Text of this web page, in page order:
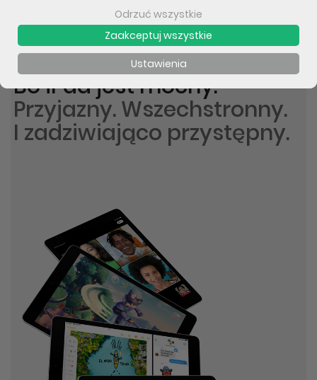
Praca, zabawa, kreacja,
nauka, komunikacja
i mnóstwo innych rzeczy.
Bo iPad jest mocny.
Przyjazny. Wszechstronny.
I zadziwiająco przystępny.
Odrzuć wszystkie
Zaakceptuj wszystkie
Ustawienia